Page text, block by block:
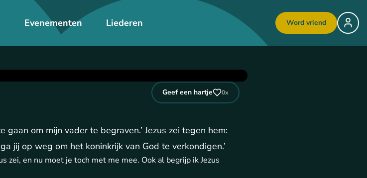
Evenementen Liederen Word vriend
Geef een hartje 0x
gaan om mijn vader te begraven.’ Jezus zei tegen hem:
jij op weg om het koninkrijk van God te verkondigen.’
zei, en nu moet je toch met me mee. Ook al begrijp ik Jezus